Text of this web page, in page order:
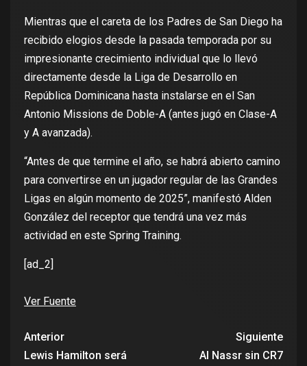
Mientras que el careta de los Padres de San Diego ha
recibido elogios desde la pasada temporada por su
impresionante crecimiento individual que lo llevó
directamente desde la Liga de Desarrollo en
República Dominicana hasta instalarse en el San
Antonio Missions de Doble-A (antes jugó en Clase-A
y A avanzada).
“Antes de que termine el año, se habrá abierto camino
para convertirse en un jugador regular de las Grandes
Ligas en algún momento de 2025”, manifestó Alden
González del receptor que tendrá una vez más
actividad en este Spring Training.
[ad_2]
Ver Fuente
Anterior
Lewis Hamilton será
Siguiente
Al Nassr sin CR7